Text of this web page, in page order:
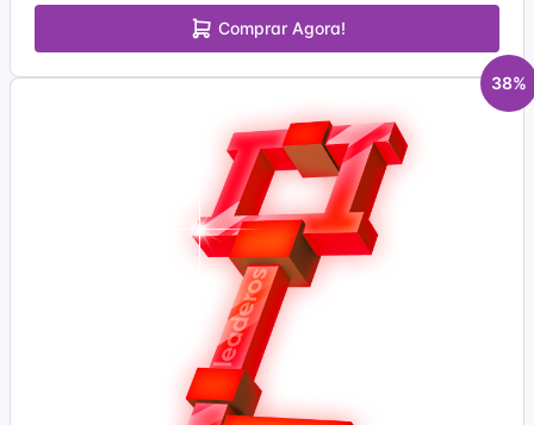
Comprar Agora!
38%